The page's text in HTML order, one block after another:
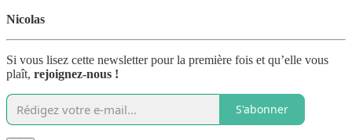
Nicolas
Si vous lisez cette newsletter pour la première fois et qu’elle vous
plaît, rejoignez-nous !
S'abonner